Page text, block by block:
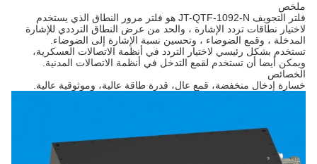
ملخص
فلتر التجويف JT-QTF-1092-N هو فلتر مرور النطاق الذي يستخدم
لاختيار نطاقات تردد الإشارة ، والحد من عرض النطاق الترددي للإشارة
المدخلة ، وقمع الضوضاء ، وتحسين نسبة الإشارة إلى الضوضاء.
تستخدم بشكل رئيسي لاختيار التردد في أنظمة الاتصالات العسكرية،
ويمكن أيضا أن تستخدم لقمع التدخل في أنظمة الاتصالات المدنية.
الخصائص
خسارة إدخال منخفضة، قمع عال، قدرة طاقة عالية، وموثوقية عالية.